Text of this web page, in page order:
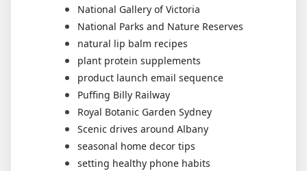
National Gallery of Victoria
National Parks and Nature Reserves
natural lip balm recipes
plant protein supplements
product launch email sequence
Puffing Billy Railway
Royal Botanic Garden Sydney
Scenic drives around Albany
seasonal home decor tips
setting healthy phone habits